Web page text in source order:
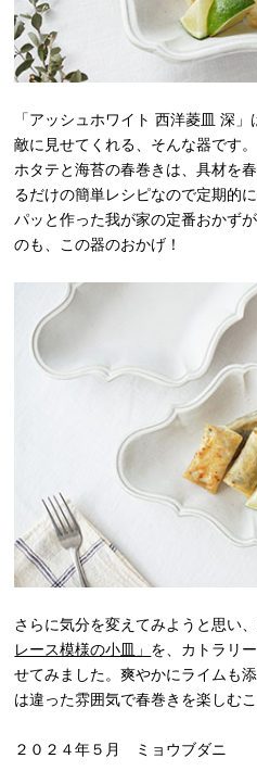
「アッシュホワイト 西洋菱皿 深
敵に見せてくれる、そんな器です。
ホタテと海苔の春巻きは、具材を
るだけの簡単レシピなので定期的
パッと作った我が家の定番おかず
のも、この器のおかげ！
さらに気分を変えてみようと思い
レース模様の小皿」 を、カトラリ
せてみました。爽やかにライムも
は違った雰囲気で春巻きを楽しむ
２０２４年５月 ミョウブダニ